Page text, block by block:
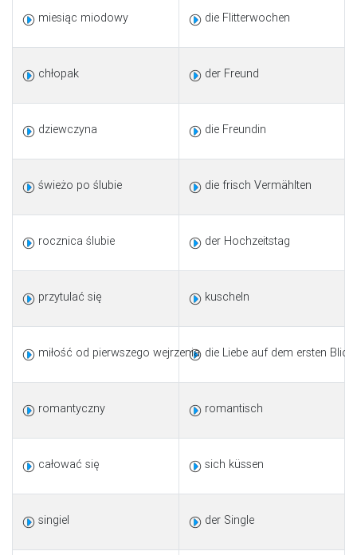
miesiąc miodowy die Flitterwochen
chłopak der Freund
dziewczyna die Freundin
świeżo po ślubie die frisch Vermählten
rocznica ślubie der Hochzeitstag
przytulać się kuscheln
miłość od pierwszego wejrzenia die Liebe auf dem ersten Blick
romantyczny romantisch
całować się sich küssen
singiel der Single